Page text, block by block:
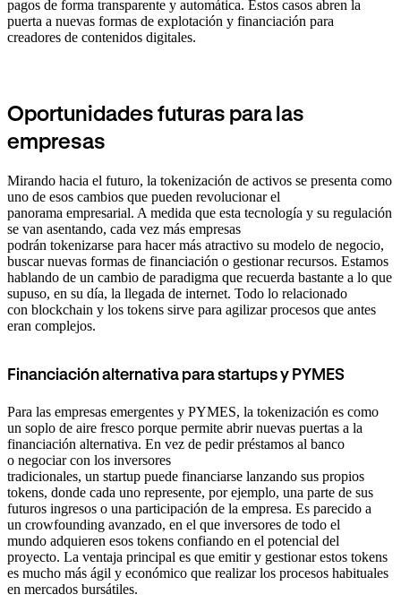
pagos de forma transparente y automática. Estos casos abren la
puerta a nuevas formas de explotación y financiación para
creadores de contenidos digitales.
Oportunidades futuras para las
empresas
Mirando hacia el futuro, la tokenización de activos se presenta como
uno de esos cambios que pueden revolucionar el
panorama empresarial. A medida que esta tecnología y su regulación
se van asentando, cada vez más empresas
podrán tokenizarse para hacer más atractivo su modelo de negocio,
buscar nuevas formas de financiación o gestionar recursos. Estamos
hablando de un cambio de paradigma que recuerda bastante a lo que
supuso, en su día, la llegada de internet. Todo lo relacionado
con blockchain y los tokens sirve para agilizar procesos que antes
eran complejos.
Financiación alternativa para startups y PYMES
Para las empresas emergentes y PYMES, la tokenización es como
un soplo de aire fresco porque permite abrir nuevas puertas a la
financiación alternativa. En vez de pedir préstamos al banco
o negociar con los inversores
tradicionales, un startup puede financiarse lanzando sus propios
tokens, donde cada uno represente, por ejemplo, una parte de sus
futuros ingresos o una participación de la empresa. Es parecido a
un crowfounding avanzado, en el que inversores de todo el
mundo adquieren esos tokens confiando en el potencial del
proyecto. La ventaja principal es que emitir y gestionar estos tokens
es mucho más ágil y económico que realizar los procesos habituales
en mercados bursátiles.